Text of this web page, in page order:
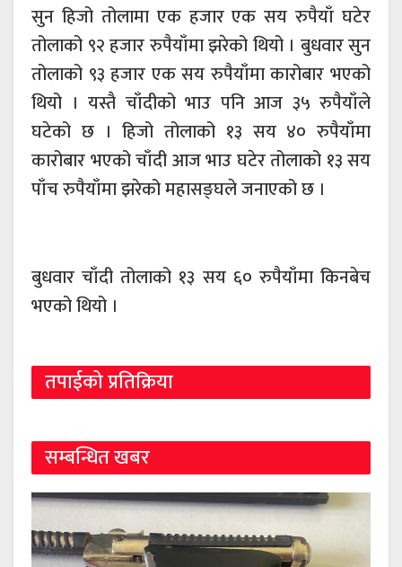
सुन हिजो तोलामा एक हजार एक सय रुपैयाँ घटेर
तोलाको ९२ हजार रुपैयाँमा झरेको थियो । बुधवार सुन
तोलाको ९३ हजार एक सय रुपैयाँमा कारोबार भएको
थियो । यस्तै चाँदीको भाउ पनि आज ३५ रुपैयाँले
घटेको छ । हिजो तोलाको १३ सय ४० रुपैयाँमा
कारोबार भएको चाँदी आज भाउ घटेर तोलाको १३ सय
पाँच रुपैयाँमा झरेको महासङ्घले जनाएको छ ।
बुधवार चाँदी तोलाको १३ सय ६० रुपैयाँमा किनबेच
भएको थियो ।
तपाईको प्रतिक्रिया
सम्बन्धित खबर